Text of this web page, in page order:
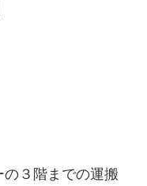
３階までの運搬